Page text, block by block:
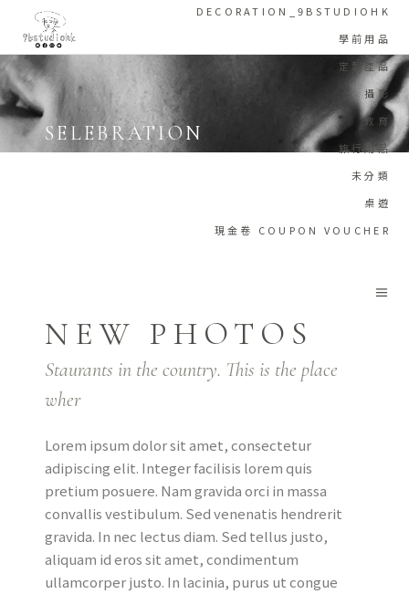
DECORATION_9BSTUDIOHK
學前用品
定製產品
攝影
教育
旅行用品
未分類
桌遊
現金卷 COUPON VOUCHER
SELEBRATION
NEW PHOTOS
Staurants in the country. This is the place
wher
Lorem ipsum dolor sit amet, consectetur
adipiscing elit. Integer facilisis lorem quis
pretium posuere. Nam gravida orci in massa
convallis vestibulum. Sed venenatis hendrerit
gravida. In nec lectus diam. Sed tellus justo,
aliquam id eros sit amet, condimentum
ullamcorper justo. In lacinia, purus ut congue